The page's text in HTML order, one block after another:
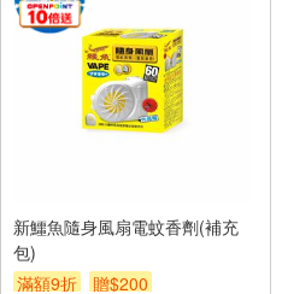
新鱷魚隨身風扇電蚊香劑(補充
包)
滿額9折
贈$200